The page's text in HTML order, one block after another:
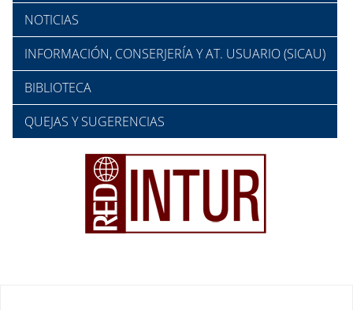
NOTICIAS
INFORMACIÓN, CONSERJERÍA Y AT. USUARIO (SICAU)
BIBLIOTECA
QUEJAS Y SUGERENCIAS